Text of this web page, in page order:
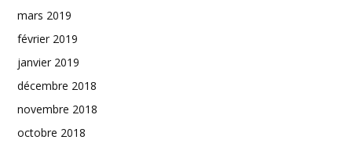
mars 2019
février 2019
janvier 2019
décembre 2018
novembre 2018
octobre 2018